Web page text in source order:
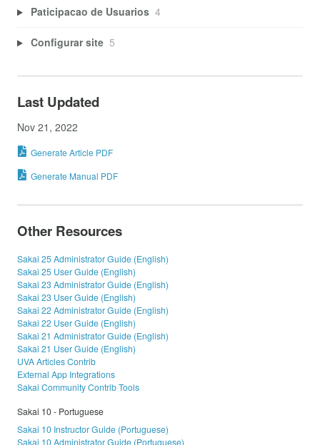
Paticipacao de Usuarios 4
Configurar site 5
Last Updated
Nov 21, 2022
Generate Article PDF
Generate Manual PDF
Other Resources
Sakai 25 Administrator Guide (English)
Sakai 25 User Guide (English)
Sakai 23 Administrator Guide (English)
Sakai 23 User Guide (English)
Sakai 22 Administrator Guide (English)
Sakai 22 User Guide (English)
Sakai 21 Administrator Guide (English)
Sakai 21 User Guide (English)
UVA Articles Contrib
External App Integrations
Sakai Community Contrib Tools
Sakai 10 - Portuguese
Sakai 10 Instructor Guide (Portuguese)
Sakai 10 Administrator Guide (Portuguese)